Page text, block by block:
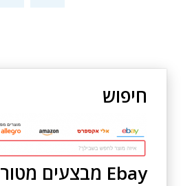
חיפוש
Ebay מבצעים מטורפים